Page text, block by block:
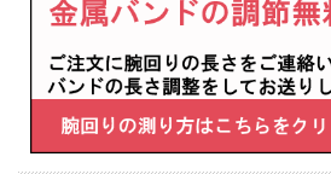
・針位置自動修正機能
■メーカーの正規国内保証書付き（3年間保証）